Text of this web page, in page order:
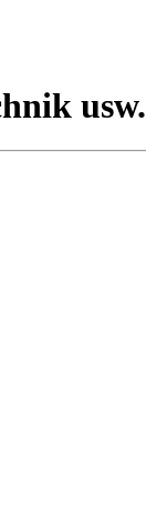
usw.